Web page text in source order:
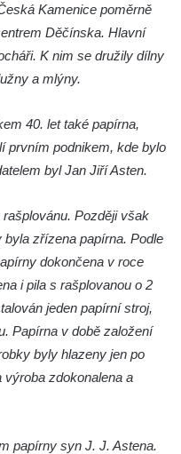
zboží
Anton
–
Panny
Kamenice poměrně
Děčínska. Hlavní
K nim se družily dílny
a mlýny.
40. let také papírna,
prvním podnikem, kde bylo
byl Jan Jiří Asten.
Později však
zřízena papírna. Podle
dokončena v roce
i pila s rašplovanou o 2
jeden papírní stroj,
Papírna v době založení
byly hlazeny jen po
výroba zdokonalena a
papírny syn J. J. Astena.